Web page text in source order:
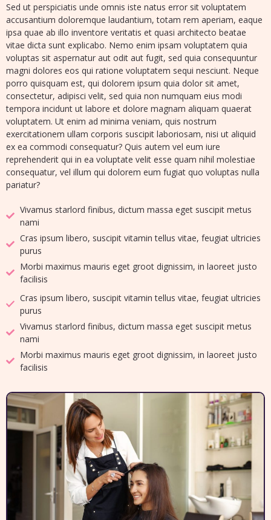
Sed ut perspiciatis unde omnis iste natus error sit voluptatem
accusantium doloremque laudantium, totam rem aperiam, eaque
ipsa quae ab illo inventore veritatis et quasi architecto beatae
vitae dicta sunt explicabo. Nemo enim ipsam voluptatem quia
voluptas sit aspernatur aut odit aut fugit, sed quia consequuntur
magni dolores eos qui ratione voluptatem sequi nesciunt. Neque
porro quisquam est, qui dolorem ipsum quia dolor sit amet,
consectetur, adipisci velit, sed quia non numquam eius modi
tempora incidunt ut labore et dolore magnam aliquam quaerat
voluptatem. Ut enim ad minima veniam, quis nostrum
exercitationem ullam corporis suscipit laboriosam, nisi ut aliquid
ex ea commodi consequatur? Quis autem vel eum iure
reprehenderit qui in ea voluptate velit esse quam nihil molestiae
consequatur, vel illum qui dolorem eum fugiat quo voluptas nulla
pariatur?
Vivamus starlord finibus, dictum massa eget suscipit metus
nami
Cras ipsum libero, suscipit vitamin tellus vitae, feugiat ultricies
purus
Morbi maximus mauris eget groot dignissim, in laoreet justo
facilisis
Cras ipsum libero, suscipit vitamin tellus vitae, feugiat ultricies
purus
Vivamus starlord finibus, dictum massa eget suscipit metus
nami
Morbi maximus mauris eget groot dignissim, in laoreet justo
facilisis